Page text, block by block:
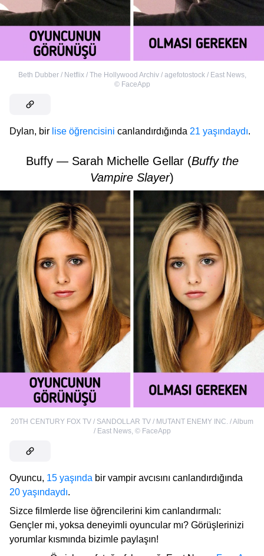
Beth Dubber / Netflix / The Hollywood Archiv / agefotostock / East News,
© FaceApp
Dylan, bir lise öğrencisini canlandırdığında 21 yaşındaydı.
Buffy — Sarah Michelle Gellar (Buffy the
Vampire Slayer)
20TH CENTURY FOX TV / SANDOLLAR TV / MUTANT ENEMY INC. / Album
/ East News, © FaceApp
Oyuncu, 15 yaşında bir vampir avcısını canlandırdığında
20 yaşındaydı.
Sizce filmlerde lise öğrencilerini kim canlandırmalı:
Gençler mi, yoksa deneyimli oyuncular mı? Görüşlerinizi
yorumlar kısmında bizimle paylaşın!